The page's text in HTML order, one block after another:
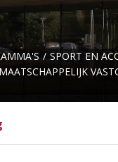
SPORT EN
MAATSCHAPPELIJK